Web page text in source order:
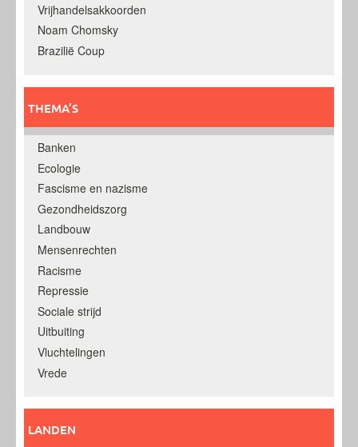
Vrijhandelsakkoorden
Noam Chomsky
Brazilië Coup
THEMA’S
Banken
Ecologie
Fascisme en nazisme
Gezondheidszorg
Landbouw
Mensenrechten
Racisme
Repressie
Sociale strijd
Uitbuiting
Vluchtelingen
Vrede
LANDEN